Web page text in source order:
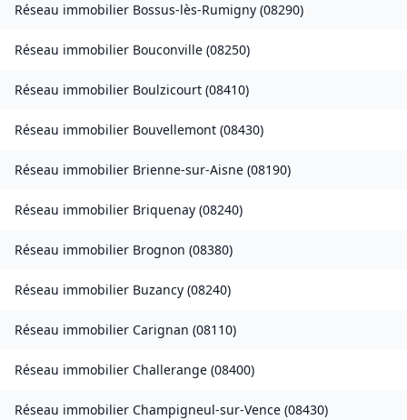
Réseau immobilier Bossus-lès-Rumigny (08290)
Réseau immobilier Bouconville (08250)
Réseau immobilier Boulzicourt (08410)
Réseau immobilier Bouvellemont (08430)
Réseau immobilier Brienne-sur-Aisne (08190)
Réseau immobilier Briquenay (08240)
Réseau immobilier Brognon (08380)
Réseau immobilier Buzancy (08240)
Réseau immobilier Carignan (08110)
Réseau immobilier Challerange (08400)
Réseau immobilier Champigneul-sur-Vence (08430)